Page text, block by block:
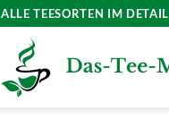
ALLE TEESORTEN IM DETAIL